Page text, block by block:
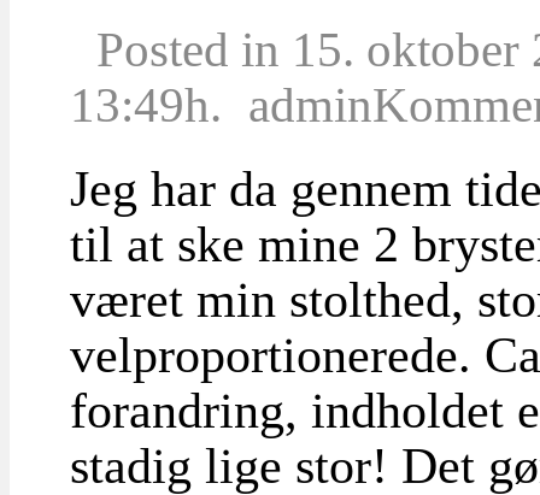
Posted in 15. oktober
13:49h. admin
Jeg har da gennem
til at ske mine 2
været min stolthed,
velproportionerede.
forandring, indholdet
stadig lige stor! Det